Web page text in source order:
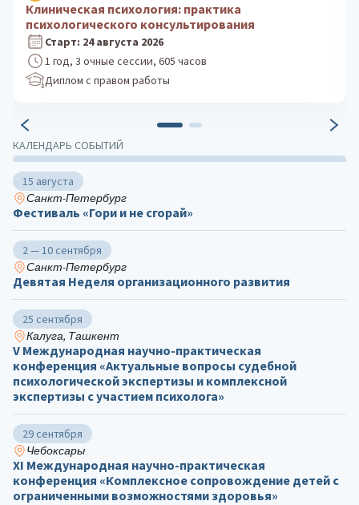
КАЛЕНДАРЬ СОБЫТИЙ
15 августа
Санкт-Петербург
Фестиваль «Гори и не сгорай»
2 — 10 сентября
Санкт-Петербург
Девятая Неделя организационного развития
25 сентября
Калуга, Ташкент
V Международная научно-практическая
конференция «Актуальные вопросы судебной
психологической экспертизы и комплексной
экспертизы с участием психолога»
29 сентября
Чебоксары
ХΙ Международная научно-практическая
конференция «Комплексное сопровождение детей с
ограниченными возможностями здоровья»
Психологическое консультирование: теория и
практика
Старт: 5 октября 2026
1 год, 3 очные сессии, 605 часов
Диплом с правом работы